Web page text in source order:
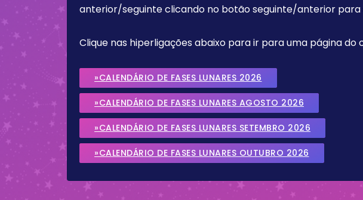
anterior/seguinte clicando no botão seguinte/anterior
Clique nas hiperligações abaixo para ir para uma página do
»CALENDÁRIO DE FASES LUNARES 2026
»CALENDÁRIO DE FASES LUNARES AGOSTO 2026
»CALENDÁRIO DE FASES LUNARES SETEMBRO 2026
»CALENDÁRIO DE FASES LUNARES OUTUBRO 2026